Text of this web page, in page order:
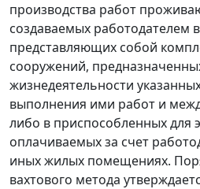
производства работ
создаваемых работодателем
представляющих собой
сооружений,
жизнедеятельности
выполнения ими работ и
либо в приспособленных для
оплачиваемых за счет
иных жилых помещениях.
вахтового метода